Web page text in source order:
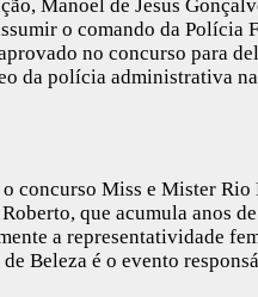
Manoel de Jesus
o comando da Polícia
no concurso para
da polícia administrativa
o concurso Miss e Mister
que acumula anos
a representatividade
Beleza é o evento